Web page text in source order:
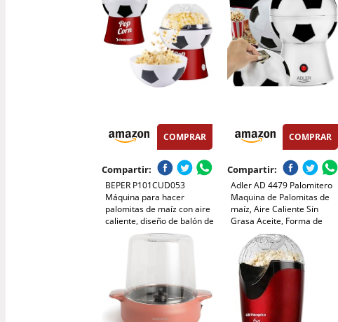
COMPRAR
Compartir:
BEPER P101CUD053
Máquina para hacer
palomitas de maíz con aire
caliente, diseño de balón de
fútbol, sin aceite, rápida y
compacta, recipiente
COMPRAR
Compartir:
Adler AD 4479 Palomitero
Maquina de Palomitas de
maíz, Aire Caliente Sin
Grasa Aceite, Forma de
Balón de futbol, Eléctrica,
1200W